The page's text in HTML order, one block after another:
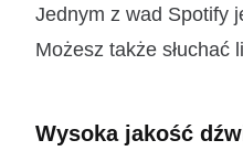
Jednym z wad Spotify
Możesz także
Wysoka jakość